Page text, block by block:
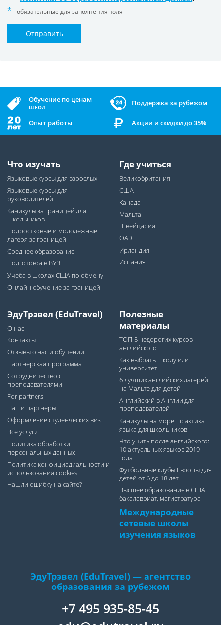
- обязательные для заполнения поля
Отправить
Обучение по ценам
школ
Поддержка за рубежом
Опыт работы Акции и скидки до 35%
Что изучать
Языковые курсы для взрослых
Языковые курсы для
руководителей
Каникулы за границей для
школьников
Подростковые и молодежные
лагеря за границей
Среднее образование
Подготовка в ВУЗ
Учеба в школах США по обмену
Онлайн обучение за границей
Где учиться
Великобритания
США
Канада
Мальта
Швейцария
ОАЭ
Ирландия
Испания
ЭдуТрэвел (EduTravel)
О нас
Контакты
Отзывы о нас и обучении
Партнерская программа
Сотрудничество с
преподавателями
For partners
Наши партнеры
Оформление студенческих виз
Все услуги
Политика обработки
персональных данных
Политика конфициадиальности и
использования cookies
Нашли ошибку на сайте?
Полезные
материалы
ТОП-5 недорогих курсов
английского
Как выбрать школу или
университет
6 лучших английских лагерей
на Мальте для детей
Английский в Англии для
преподавателей
Каникулы на море: практика
языка для школьников
Что учить после английского:
10 актуальных языков 2019
года
Футбольные клубы Европы для
детей от 6 до 18 лет
Высшее образование в США:
бакалавриат, магистратура
Международные
сетевые школы
изучения языков
ЭдуТрэвел (EduTravel) — агентство
образования за рубежом
+7 495 935-85-45